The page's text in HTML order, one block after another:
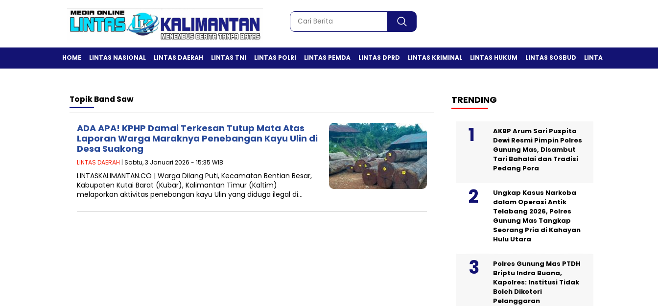
HOME LINTAS NASIONAL LINTAS DAERAH LINTAS TNI LINTAS POLRI LINTAS PEMDA LINTAS DPRD LINTAS KRIMINAL LINTAS HUKUM LINTAS SOSBUD LINTAS OLAH RAGA
TopikBand Saw
ADA APA! KPHP Damai Terkesan Tutup Mata Atas
Laporan Warga Maraknya Penebangan Kayu Ulin di
Desa Suakong
LINTAS DAERAH | Sabtu, 3 Januari 2026 - 15:35 WIB
LINTASKALIMANTAN.CO | Warga Dilang Puti, Kecamatan Bentian Besar,
Kabupaten Kutai Barat (Kubar), Kalimantan Timur (Kaltim)
melaporkan aktivitas penebangan kayu Ulin yang diduga ilegal di…
TRENDING
AKBP Arum Sari Puspita
Dewi Resmi Pimpin Polres
Gunung Mas, Disambut
Tari Bahalai dan Tradisi
Pedang Pora
Ungkap Kasus Narkoba
dalam Operasi Antik
Telabang 2026, Polres
Gunung Mas Tangkap
Seorang Pria di Kahayan
Hulu Utara
Polres Gunung Mas PTDH
Briptu Indra Buana,
Kapolres: Institusi Tidak
Boleh Dikotori
Pelanggaran